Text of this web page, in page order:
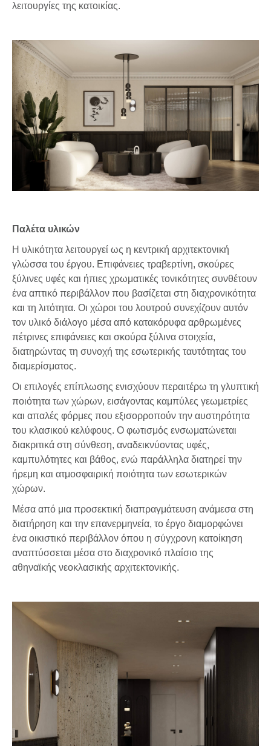
λειτουργίες της κατοικίας.
Παλέτα υλικών
Η υλικότητα λειτουργεί ως η κεντρική αρχιτεκτονική
γλώσσα του έργου. Επιφάνειες τραβερτίνη, σκούρες
ξύλινες υφές και ήπιες χρωματικές τονικότητες συνθέτουν
ένα απτικό περιβάλλον που βασίζεται στη διαχρονικότητα
και τη λιτότητα. Οι χώροι του λουτρού συνεχίζουν αυτόν
τον υλικό διάλογο μέσα από κατακόρυφα αρθρωμένες
πέτρινες επιφάνειες και σκούρα ξύλινα στοιχεία,
διατηρώντας τη συνοχή της εσωτερικής ταυτότητας του
διαμερίσματος.
Οι επιλογές επίπλωσης ενισχύουν περαιτέρω τη γλυπτική
ποιότητα των χώρων, εισάγοντας καμπύλες γεωμετρίες
και απαλές φόρμες που εξισορροπούν την αυστηρότητα
του κλασικού κελύφους. Ο φωτισμός ενσωματώνεται
διακριτικά στη σύνθεση, αναδεικνύοντας υφές,
καμπυλότητες και βάθος, ενώ παράλληλα διατηρεί την
ήρεμη και ατμοσφαιρική ποιότητα των εσωτερικών
χώρων.
Μέσα από μια προσεκτική διαπραγμάτευση ανάμεσα στη
διατήρηση και την επανερμηνεία, το έργο διαμορφώνει
ένα οικιστικό περιβάλλον όπου η σύγχρονη κατοίκηση
αναπτύσσεται μέσα στο διαχρονικό πλαίσιο της
αθηναϊκής νεοκλασικής αρχιτεκτονικής.